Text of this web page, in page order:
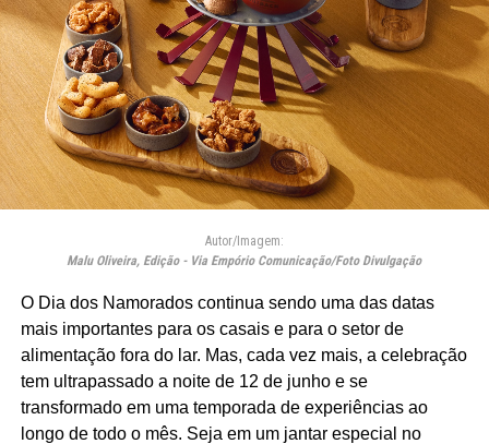
Autor/Imagem:
Malu Oliveira, Edição - Via Empório Comunicação/Foto Divulgação
O Dia dos Namorados continua sendo uma das datas
mais importantes para os casais e para o setor de
alimentação fora do lar. Mas, cada vez mais, a celebração
tem ultrapassado a noite de 12 de junho e se
transformado em uma temporada de experiências ao
longo de todo o mês. Seja em um jantar especial no